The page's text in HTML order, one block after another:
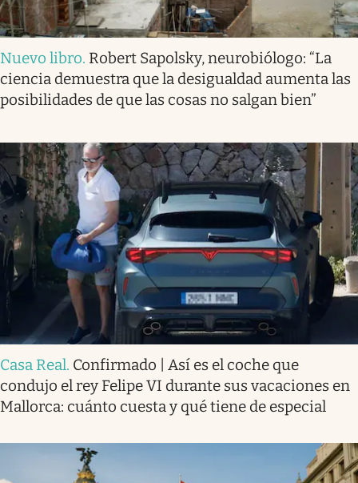
Nuevo libro. Robert Sapolsky, neurobiólogo: “La
ciencia demuestra que la desigualdad aumenta las
posibilidades de que las cosas no salgan bien”
Casa Real. Confirmado | Así es el coche que
condujo el rey Felipe VI durante sus vacaciones en
Mallorca: cuánto cuesta y qué tiene de especial